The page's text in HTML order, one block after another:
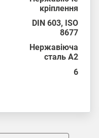
кріплення
DIN 603, ISO
8677
Нержавіюча
сталь А2
6